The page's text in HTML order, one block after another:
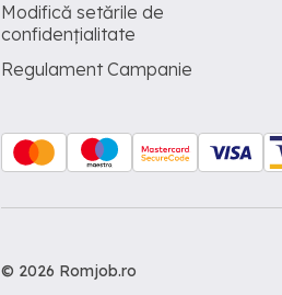
Modifică setările de
confidențialitate
Regulament Campanie
© 2026 Romjob.ro